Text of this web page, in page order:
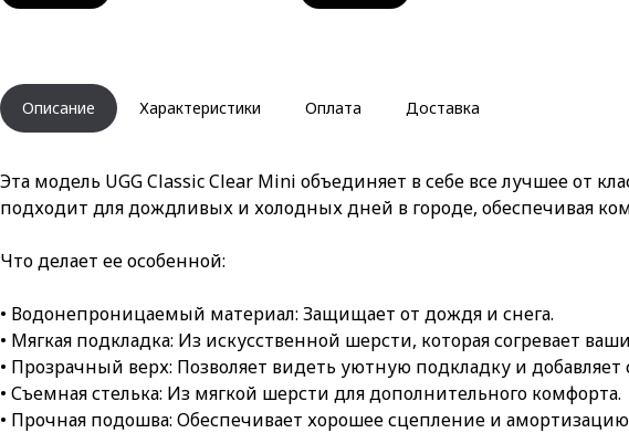
Описание Характеристики Оплата Доставка
Эта модель UGG Classic Clear Mini объединяет в себе все лучшее от
подходит для дождливых и холодных дней в городе, обеспечивая
Что делает ее особенной:
• Водонепроницаемый материал: Защищает от дождя и снега.
• Мягкая подкладка: Из искусственной шерсти, которая согревает
• Прозрачный верх: Позволяет видеть уютную подкладку и добавляет
• Съемная стелька: Из мягкой шерсти для дополнительного комфорта.
• Прочная подошва: Обеспечивает хорошее сцепление и